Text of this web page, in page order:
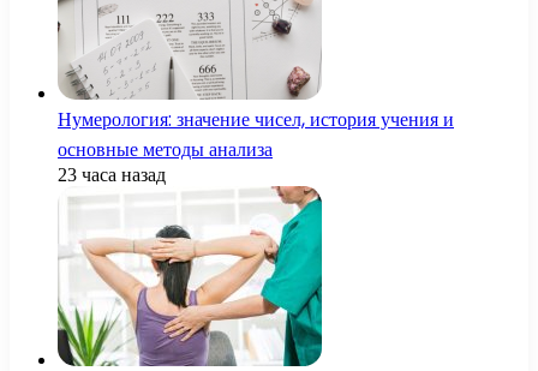
Нумерология: значение чисел, история учения и
основные методы анализа
23 часа назад